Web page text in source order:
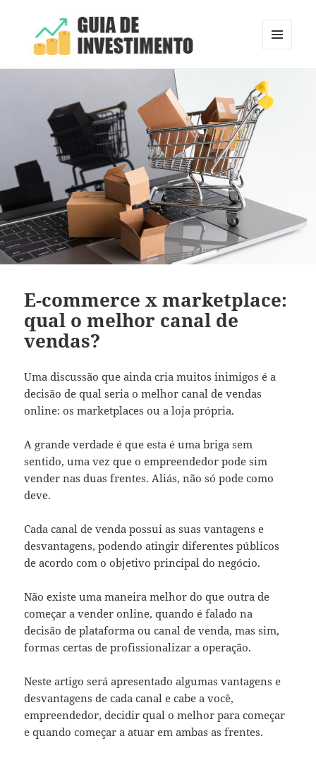
Guia de Investimento
WIDGETS
E-commerce x marketplace:
qual o melhor canal de
vendas?
Uma discussão que ainda cria muitos inimigos é a
decisão de qual seria o melhor canal de vendas
online: os marketplaces ou a loja própria.
A grande verdade é que esta é uma briga sem
sentido, uma vez que o empreendedor pode sim
vender nas duas frentes. Aliás, não só pode como
deve.
Cada canal de venda possui as suas vantagens e
desvantagens, podendo atingir diferentes públicos
de acordo com o objetivo principal do negócio.
Não existe uma maneira melhor do que outra de
começar a vender online, quando é falado na
decisão de plataforma ou canal de venda, mas sim,
formas certas de profissionalizar a operação.
Neste artigo será apresentado algumas vantagens e
desvantagens de cada canal e cabe a você,
empreendedor, decidir qual o melhor para começar
e quando começar a atuar em ambas as frentes.